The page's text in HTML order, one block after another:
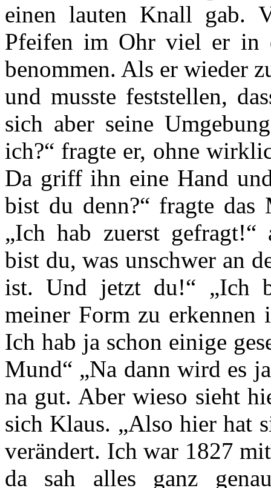
einen lauten Knall gab.
Pfeifen im Ohr viel er in
benommen. Als er wieder
und musste feststellen,
sich aber seine
ich?“ fragte er, ohne
Da griff ihn eine Hand
bist du denn?“ fragte das
„Ich hab zuerst
bist du, was unschwer an
ist. Und jetzt du!“ „Ich
meiner Form zu
Ich hab ja schon einige
Mund“ „Na dann wird es
na gut. Aber wieso sieht
sich Klaus. „Also hier hat
verändert. Ich war 1827
da sah alles ganz